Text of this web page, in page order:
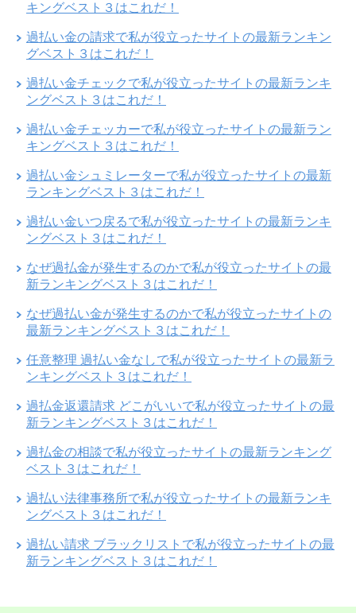
キングベスト３はこれだ！
過払い金の請求で私が役立ったサイトの最新ランキン
グベスト３はこれだ！
過払い金チェックで私が役立ったサイトの最新ランキ
ングベスト３はこれだ！
過払い金チェッカーで私が役立ったサイトの最新ラン
キングベスト３はこれだ！
過払い金シュミレーターで私が役立ったサイトの最新
ランキングベスト３はこれだ！
過払い金いつ戻るで私が役立ったサイトの最新ランキ
ングベスト３はこれだ！
なぜ過払金が発生するのかで私が役立ったサイトの最
新ランキングベスト３はこれだ！
なぜ過払い金が発生するのかで私が役立ったサイトの
最新ランキングベスト３はこれだ！
任意整理 過払い金なしで私が役立ったサイトの最新ラ
ンキングベスト３はこれだ！
過払金返還請求 どこがいいで私が役立ったサイトの最
新ランキングベスト３はこれだ！
過払金の相談で私が役立ったサイトの最新ランキング
ベスト３はこれだ！
過払い法律事務所で私が役立ったサイトの最新ランキ
ングベスト３はこれだ！
過払い請求 ブラックリストで私が役立ったサイトの最
新ランキングベスト３はこれだ！